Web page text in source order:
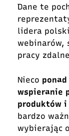
Dane te
lidera
webinarów,
pracy
Nieco
wspieranie
produktów i
bardzo
wybierając